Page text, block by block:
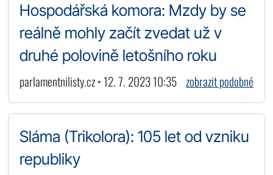
Hospodářská komora: Mzdy by se
reálně mohly začít zvedat už v
druhé polovině letošního roku
parlamentnilisty.cz • 12. 7. 2023 10:35 zobrazit podobné
Sláma (Trikolora): 105 let od vzniku
republiky